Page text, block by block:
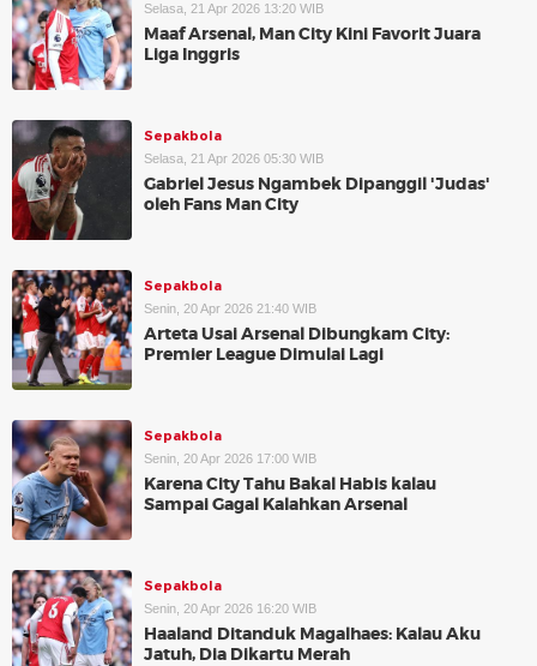
Selasa, 21 Apr 2026 13:20 WIB
Maaf Arsenal, Man City Kini Favorit Juara
Liga Inggris
Sepakbola
Selasa, 21 Apr 2026 05:30 WIB
Gabriel Jesus Ngambek Dipanggil 'Judas'
oleh Fans Man City
Sepakbola
Senin, 20 Apr 2026 21:40 WIB
Arteta Usai Arsenal Dibungkam City:
Premier League Dimulai Lagi
Sepakbola
Senin, 20 Apr 2026 17:00 WIB
Karena City Tahu Bakal Habis kalau
Sampai Gagal Kalahkan Arsenal
Sepakbola
Senin, 20 Apr 2026 16:20 WIB
Haaland Ditanduk Magalhaes: Kalau Aku
Jatuh, Dia Dikartu Merah